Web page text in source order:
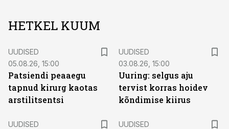
HETKEL KUUM
UUDISED
05.08.26, 15:00
Patsiendi peaaegu
tapnud kirurg kaotas
arstilitsentsi
UUDISED
03.08.26, 15:00
Uuring: selgus aju
tervist korras hoidev
kõndimise kiirus
UUDISED
UUDISED